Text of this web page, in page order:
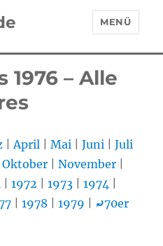
MENÜ
1976 – Alle
|April |Mai |Juni |Juli
Oktober |November
|1972 |1973 |1974
|1978 |1979 ⤾70er